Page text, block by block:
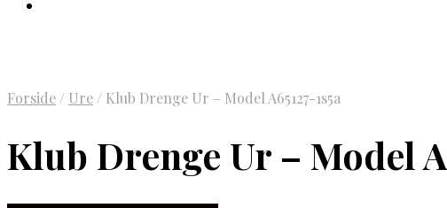
Forside / Ure / Klub Drenge Ur – Model A65127-1s5a
Klub Drenge Ur – Model